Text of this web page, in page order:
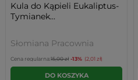
Kula do Kąpieli Eukaliptus-
Tymianek...
Słomiana Pracownia
Cena regularna:15,00 zł -13% (2,01 zł)
DO KOSZYKA